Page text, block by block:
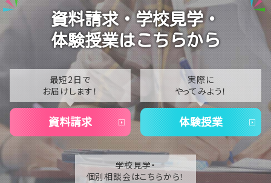
【なんば】笑顔が溢れたオープンスクール😊在校生の
温かいお出迎えで素敵な1日に🌷
【なんば】夏季休校期間のお知らせ🍉
2024
2023
2021
2020
資料請求・学校見学・
体験授業はこちらから
最短2日で
お届けします！
資料請求
実際に
やってみよう！
体験授業
学校見学・
個別相談会はこちらから！